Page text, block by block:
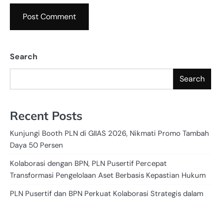
Search
Search
Recent Posts
Kunjungi Booth PLN di GIIAS 2026, Nikmati Promo Tambah
Daya 50 Persen
Kolaborasi dengan BPN, PLN Pusertif Percepat
Transformasi Pengelolaan Aset Berbasis Kepastian Hukum
PLN Pusertif dan BPN Perkuat Kolaborasi Strategis dalam